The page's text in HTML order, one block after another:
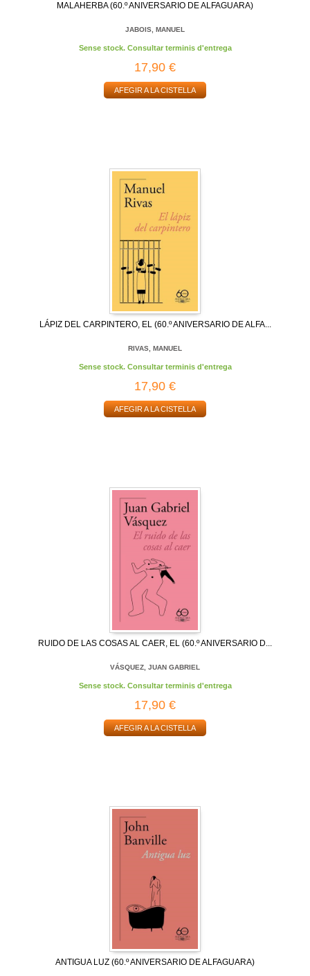
MALAHERBA (60.º ANIVERSARIO DE ALFAGUARA)
JABOIS, MANUEL
Sense stock. Consultar terminis d'entrega
17,90 €
AFEGIR A LA CISTELLA
LÁPIZ DEL CARPINTERO, EL (60.º ANIVERSARIO DE ALFA...
RIVAS, MANUEL
Sense stock. Consultar terminis d'entrega
17,90 €
AFEGIR A LA CISTELLA
RUIDO DE LAS COSAS AL CAER, EL (60.º ANIVERSARIO D...
VÁSQUEZ, JUAN GABRIEL
Sense stock. Consultar terminis d'entrega
17,90 €
AFEGIR A LA CISTELLA
ANTIGUA LUZ (60.º ANIVERSARIO DE ALFAGUARA)